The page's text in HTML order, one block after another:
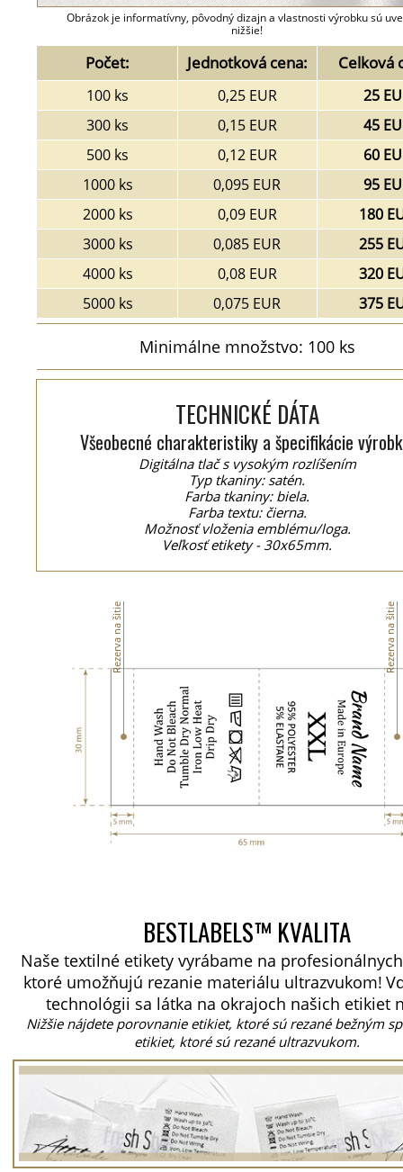
Obrázok je informatívny, pôvodný dizajn a vlastnosti výrobku sú
nižšie!
Počet: Jednotková cena: Celková
100 ks 0,25 EUR
25
300 ks
0,15 EUR
45
500 ks
0,12 EUR
60
1000 ks
0,095 EUR
95
2000 ks
0,09 EUR
180
3000 ks
0,085 EUR
255
4000 ks
0,08 EUR
320
5000 ks
0,075 EUR 375
Minimálne množstvo: 100 ks
TECHNICKÉ DÁTA
Všeobecné charakteristiky a špecifikácie
Digitálna tlač s vysokým rozlíšením
Typ tkaniny: satén.
Farba tkaniny: biela.
Farba textu: čierna.
Možnosť vloženia emblému/loga.
Veľkosť etikety - 30x65mm.
Rezerva na šitie Rezerva na šitie
BESTLABELS™ KVALITA
Naše textilné etikety vyrábame na
ktoré umožňujú rezanie materiálu ultrazvukom!
technológii sa látka na okrajoch našich etikiet
Nižšie nájdete porovnanie etikiet, ktoré sú rezané bežným
etikiet, ktoré sú rezané ultrazvukom.